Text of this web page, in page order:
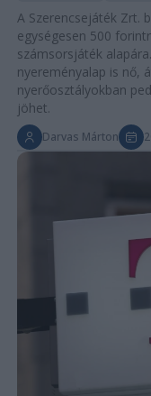
A Szerencsejáték Zrt.
egységesen 500
számsorsjáték
nyereményalap is nő,
nyerőosztályokban
jöhet.
Darvas Márton